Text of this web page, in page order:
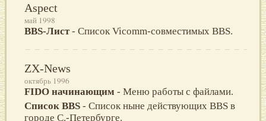
Aspect
май 1998
BBS-Лист- Список Vicomm-совместимых BBS.
ZX-News
октябрь 1996
FIDO начинающим - Меню работы с файлами.
Список BBS - Список ныне действующих BBS в
городе С.-Петербурге.